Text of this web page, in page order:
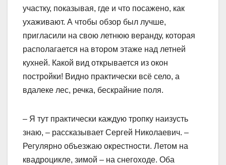
участку, показывая, где и что посажено, как
ухаживают. А чтобы обзор был лучше,
пригласили на свою летнюю веранду, которая
располагается на втором этаже над летней
кухней. Какой вид открывается из окон
постройки! Видно практически всё село, а
вдалеке лес, речка, бескрайние поля.
– Я тут практически каждую тропку наизусть
знаю, – рассказывает Сергей Николаевич. –
Регулярно объезжаю окрестности. Летом на
квадроцикле, зимой – на снегоходе. Оба